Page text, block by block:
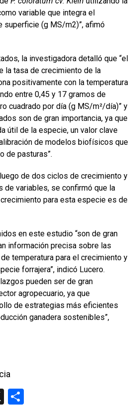
variable que integra el
superficie (g MS/m2)”, afimó
la investigadora detalló que “el
la tasa de crecimiento de la
positivamente con la temperatura
entre 0,45 y 17 gramos de
cuadrado por día (g MS/m²/día)” y
son de gran importancia, ya que
útil de la especie, un valor clave
de modelos biofísicos que
de pasturas”.
de dos ciclos de crecimiento y
de variables, se confirmó que la
para esta especie es de
en este estudio “son de gran
información precisa sobre las
temperatura para el crecimiento y
forrajera”, indicó Lucero.
pueden ser de gran
agropecuario, ya que
de estrategias más eficientes
ganadera sostenibles”,
X